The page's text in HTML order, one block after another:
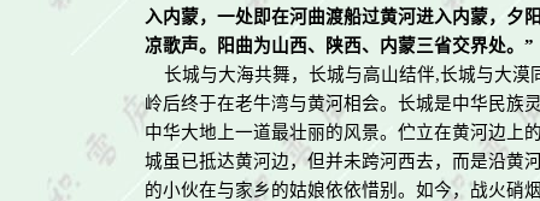
入内蒙，一处即在河曲渡船过黄河进入内蒙，夕
凉歌声。阳曲为山西、陕西、内蒙三省交界处。”
长城与大海共舞，长城与高山结伴,长城与大漠
岭后终于在老牛湾与黄河相会。长城是中华民族
中华大地上一道最壮丽的风景。伫立在黄河边上
城虽已抵达黄河边，但并未跨河西去，而是沿黄
的小伙在与家乡的姑娘依依惜别。如今，战火硝